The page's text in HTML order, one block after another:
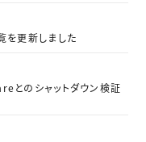
を更新しました
のシャットダウン検証